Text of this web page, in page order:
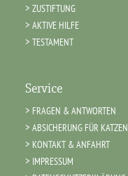
ZUSTIFTUNG
AKTIVE HILFE
TESTAMENT
Service
FRAGEN & ANTWORTEN
ABSICHERUNG FÜR KATZEN
KONTAKT & ANFAHRT
IMPRESSUM